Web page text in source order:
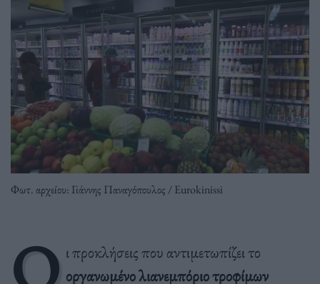
Φωτ. αρχείου: Γιάννης Παναγόπουλος / Eurokinissi
ι προκλήσεις που αντιμετωπίζει το
οργανωμένο λιανεμπόριο τροφίμων